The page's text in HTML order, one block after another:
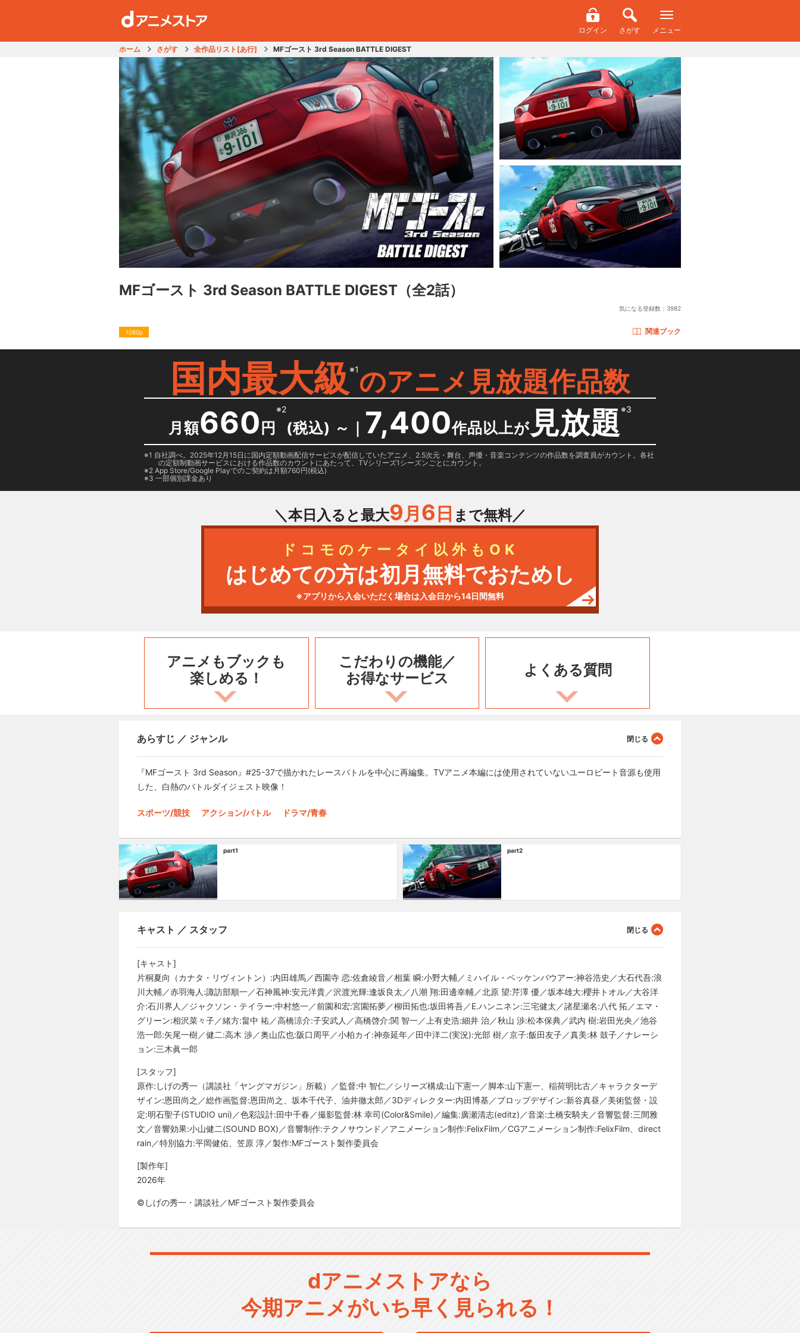
ログイン さがす メニュー
ホーム さがす 全作品リスト[あ行] MFゴースト 3rd Season BATTLE DIGEST
MFゴースト 3rd Season BATTLE DIGEST （全2話）
気になる登録数： 3982
1080p 関連ブック
国内最大級 ※1のアニメ見放題作品数
月額660 円
※2
(税込) ～ ｜ 7,400作品以上が 見放題※3
1 自社調べ。2025年12月15日に国内定額動画配信サービスが配信していたアニメ、2.5次元・舞台、声優・音楽コンテンツの作品数を調査員がカウント。各社
の定額制動画サービスにおける作品数のカウントにあたって、TVシリーズ1シーズンごとにカウント。
2 App Store/Google Playでのご契約は月額760円(税込)
3 一部個別課金あり
＼本日入ると最大9月 6 日 まで無料／
ドコモのケータイ以外もOK
はじめての方は初月無料でおためし
※アプリから入会いただく場合は入会日から14日間無料
アニメもブックも
楽しめる！
こだわりの機能／
お得なサービス
よくある質問
あらすじ ／ ジャンル
『MFゴースト 3rd Season』#25-37で描かれたレースバトルを中心に再編集。TVアニメ本編には使用されていないユーロビート音源も使用
した、白熱のバトルダイジェスト映像！
スポーツ/競技 アクション/バトル ドラマ/青春
part1 part2
キャスト ／ スタッフ
[キャスト]
片桐夏向（カナタ・リヴィントン）:内田雄馬／西園寺 恋:佐倉綾音／相葉 瞬:小野大輔／ミハイル・ベッケンバウアー:神谷浩史／大石代吾:浪
川大輔／赤羽海人:諏訪部順一／石神風神:安元洋貴／沢渡光輝:逢坂良太／八潮 翔:田邊幸輔／北原 望:芹澤 優／坂本雄大:櫻井トオル／大谷洋
介:石川界人／ジャクソン・テイラー:中村悠一／前園和宏:宮園拓夢／柳田拓也:坂田将吾／E.ハンニネン:三宅健太／諸星瀬名:八代 拓／エマ・
グリーン:相沢菜々子／緒方:畠中 祐／高橋涼介:子安武人／高橋啓介:関 智一／上有史浩:細井 治／秋山 渉:松本保典／武内 樹:岩田光央／池谷
浩一郎:矢尾一樹／健二:高木 渉／奥山広也:阪口周平／小柏カイ:神奈延年／田中洋二(実況):光部 樹／京子:飯田友子／真美:林 鼓子／ナレーシ
ョン:三木眞一郎
[スタッフ]
原作:しげの秀一（講談社「ヤングマガジン」所載）／監督:中 智仁／シリーズ構成:山下憲一／脚本:山下憲一、稲荷明比古／キャラクターデ
ザイン:恩田尚之／総作画監督:恩田尚之、坂本千代子、油井徹太郎／3Dディレクター:内田博基／プロップデザイン:新谷真昼／美術監督・設
定:明石聖子(STUDIO uni)／色彩設計:田中千春／撮影監督:林 幸司(Color&Smile)／編集:廣瀬清志(editz)／音楽:土橋安騎夫／音響監督:三間雅
文／音響効果:小山健二(SOUND BOX)／音響制作:テクノサウンド／アニメーション制作:FelixFilm／CGアニメーション制作:FelixFilm、direct
rain／特別協力:平岡健佑、笠原 淳／製作:MFゴースト製作委員会
[製作年]
2026年
©しげの秀一・講談社／MFゴースト製作委員会
dアニメストアなら
今期アニメがいち早く見られる！